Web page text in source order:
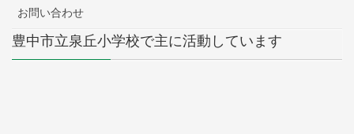
お問い合わせ
豊中市立泉丘小学校で主に活動しています